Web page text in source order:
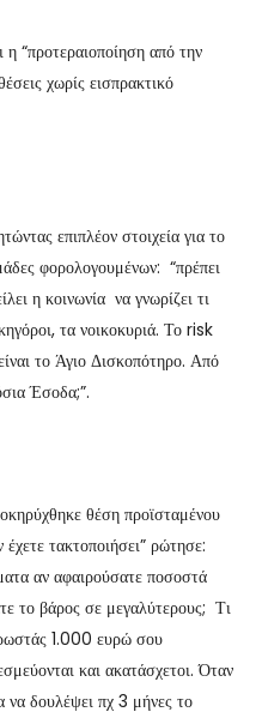
“προτεραιοποίηση από την
χωρίς εισπρακτικό
επιπλέον στοιχεία για το
φορολογουμένων: “πρέπει
η κοινωνία να γνωρίζει τι
τα νοικοκυριά. Το risk
το Άγιο Δισκοπότηρο. Από
Έσοδα;”.
θέση προϊσταμένου
τακτοποιήσει” ρώτησε:
αν αφαιρούσατε ποσοστά
το βάρος σε μεγαλύτερους; Τι
1.000 ευρώ σου
και ακατάσχετοι. Όταν
να δουλέψει πχ 3 μήνες το